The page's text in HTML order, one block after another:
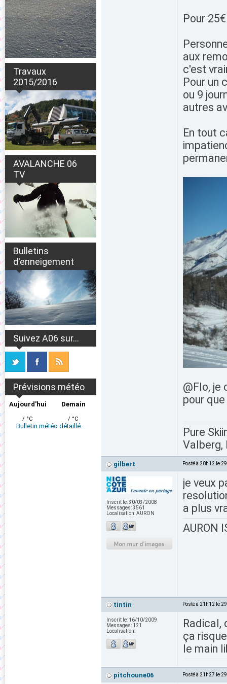
Travaux
2015/2016
AVALANCHE 06
TV
Bulletins
d'enneigement
Suivez A06 sur...
Prévisions météo
Aujourd'hui
/ °C
Demain
/ °C
Bulletin météo détaillé...
Pour
aux
c'est
Pour un
ou 9
autres
En tout
@Flo, je
pour
Pure
Valberg,
gilbert Posté à 20h12 le
Inscrit le:30/03/2008
Messages:3561
Localisation:AURON
je veux
a plus
AURON
tintin Posté à 21h12 le
Inscrit le: 16/10/2009
Messages: 121
Localisation:
Radical,
ça
le main
pitchoune06 Posté à 21h27 le